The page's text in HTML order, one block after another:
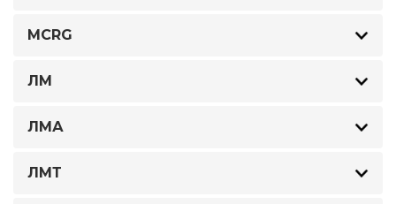
MCRG
ЛМ
ЛМА
ЛМТ